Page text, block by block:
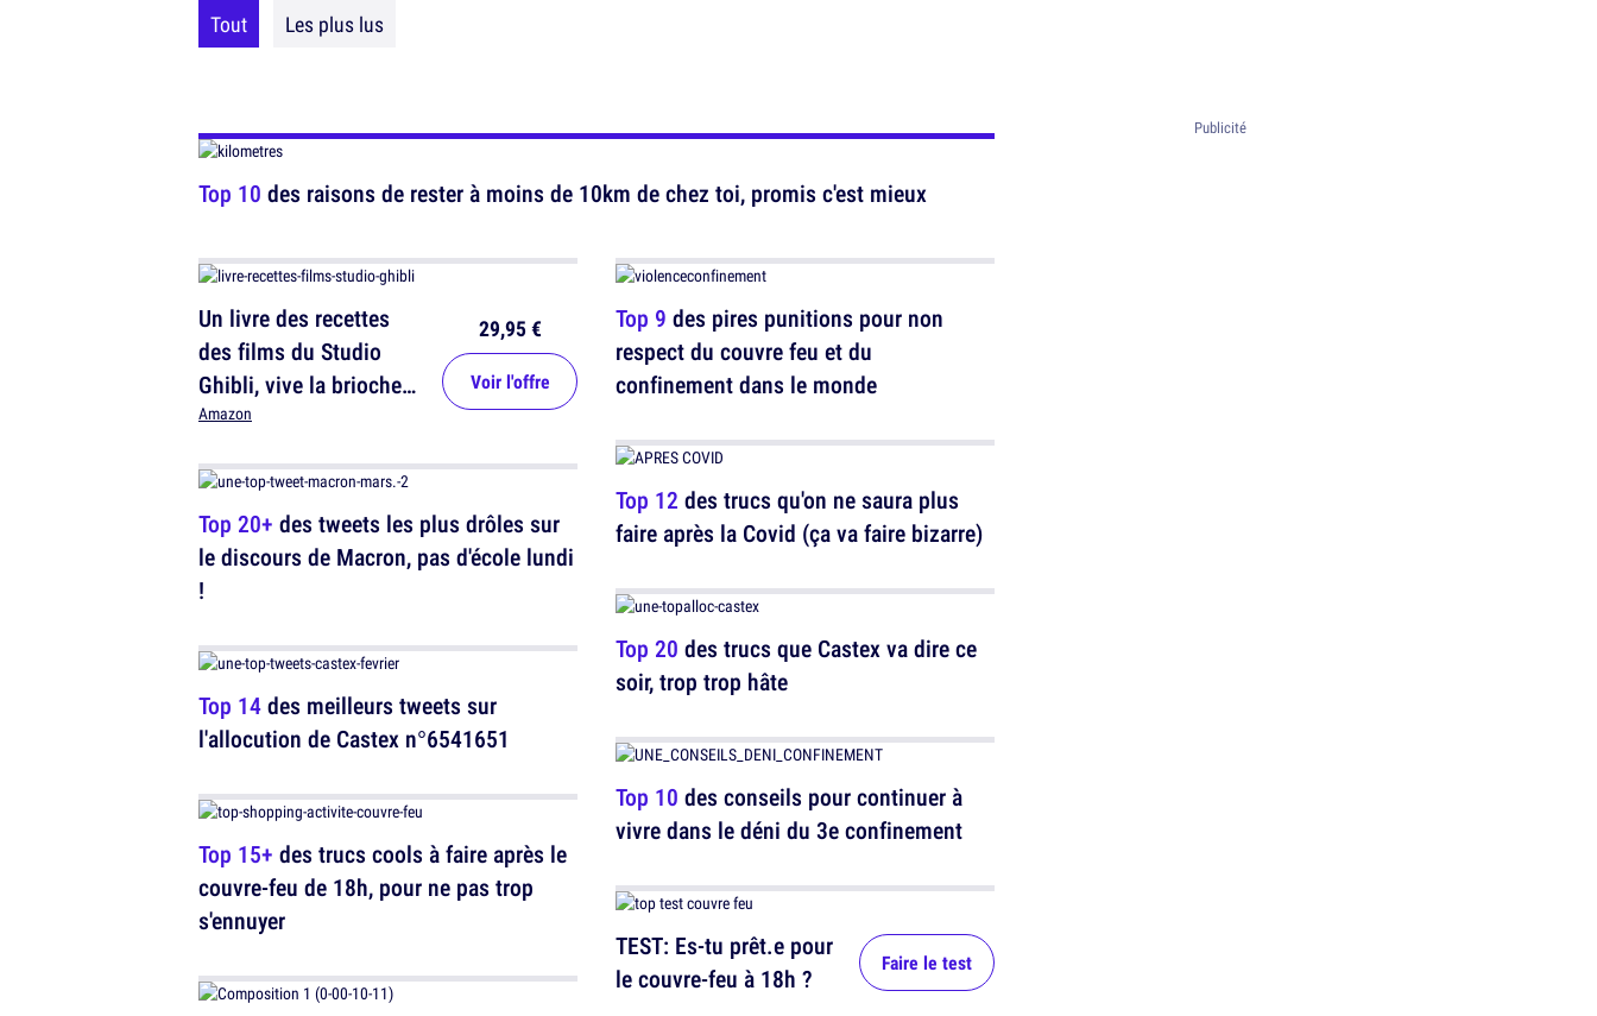
Tout Les plus lus
Top 10 des raisons de rester à moins de 10km de chez toi, promis c'est mieux
Un livre des recettes
des films du Studio
Ghibli, vive la brioche
aux haricots rouges !
Amazon
29,95 €
Voir l'offre
Top 20+ des tweets les plus drôles sur
le discours de Macron, pas d'école lundi
!
Top 14des meilleurs tweets sur
l'allocution de Castex n°6541651
Top 15+ des trucs cools à faire après le
couvre-feu de 18h, pour ne pas trop
s'ennuyer
Top 9 des pires punitions pour non
respect du couvre feu et du
confinement dans le monde
Top 12 des trucs qu'on ne saura plus
faire après la Covid (ça va faire bizarre)
Top 20 des trucs que Castex va dire ce
soir, trop trop hâte
Top 10 des conseils pour continuer à
vivre dans le déni du 3e confinement
TEST: Es-tu prêt.e pour
le couvre-feu à 18h ?
Faire le test